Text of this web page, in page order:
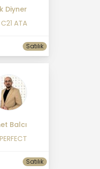
Diyner
C21 ATA
Satılık
Balcı
Satılık